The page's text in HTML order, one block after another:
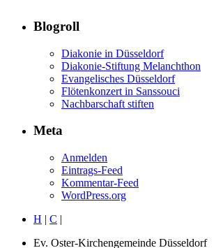
Blogroll
Diakonie in Düsseldorf
Diakonie-Stiftung Melanchthon
Evangelisches Düsseldorf
Flötenkonzert in Sanssouci
Nachbarschaft stiften
Meta
Anmelden
Eintrags-Feed
Kommentar-Feed
WordPress.org
H | C |
Ev. Oster-Kirchengemeinde Düsseldorf